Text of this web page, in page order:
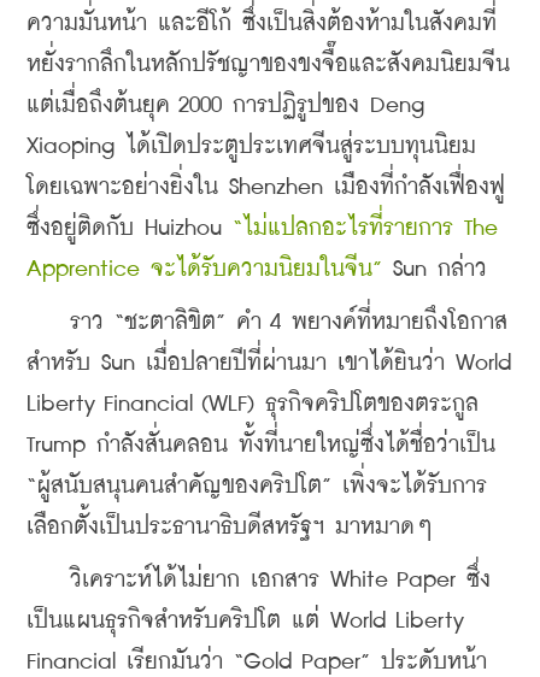
ความมั่นหน้า และอีโก้ ซึ่งเป็นสิ่งต้องห้ามในสังคมที่
หยั่งรากลึกในหลักปรัชญาของขงจื๊อและสังคมนิยมจีน
แต่เมื่อถึงต้นยุค 2000 การปฏิรูปของ Deng
Xiaoping ได้เปิดประตูประเทศจีนสู่ระบบทุนนิยม
โดยเฉพาะอย่างยิ่งใน Shenzhen เมืองที่กำลังเฟื่องฟู
ซึ่งอยู่ติดกับ Huizhou “ไม่แปลกอะไรที่รายการ The
Apprentice จะได้รับความนิยมในจีน” Sun กล่าว
ราว “ชะตาลิขิต” คำ 4 พยางค์ที่หมายถึงโอกาส
สำหรับ Sun เมื่อปลายปีที่ผ่านมา เขาได้ยินว่า World
Liberty Financial (WLF) ธุรกิจคริปโตของตระกูล
Trump กำลังสั่นคลอน ทั้งที่นายใหญ่ซึ่งได้ชื่อว่าเป็น
“ผู้สนับสนุนคนสำคัญของคริปโต” เพิ่งจะได้รับการ
เลือกตั้งเป็นประธานาธิบดีสหรัฐฯ มาหมาดๆ
วิเคราะห์ได้ไม่ยาก เอกสาร White Paper ซึ่ง
เป็นแผนธุรกิจสำหรับคริปโต แต่ World Liberty
Financial เรียกมันว่า “Gold Paper” ประดับหน้า